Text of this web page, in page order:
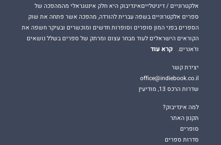
אלקטרוניים / דיגיטלייםאינדיבוק היא חלק אינטגראלי מהמהפכה של
ספרים אלקטרוניים בשפה עברית להורדה, מהפכה אשר פתחה את שוק
הספרים בפני המון סופרים וסופרות חדשים ומוכשרים ובעיקר חשפה את
הקוראים הישראלים לעוד מבחר עצום ומרתק של ספרים בשלל נושאים
וז'אנרים.
קרא עוד
יצירת קשר
office@indiebook.co.il
שדרות הרכס 13, מודיעין
למה אינדיבוק?
תקנון האתר
סופרים
סדרות ספרים